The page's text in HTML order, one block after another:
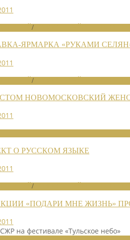
/
ЯРМАРКА «РУКАМИ
/
НОВОМОСКОВСКИЙ
О РУССКОМ ЯЗЫКЕ
/
«ПОДАРИ МНЕ ЖИЗНЬ»
СЖР на фестивале «Тульское небо»